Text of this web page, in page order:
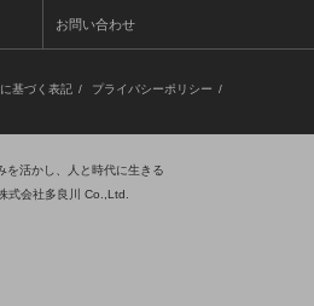
お問い合わせ
基づく表記 / プライバシーポリシー /
を活かし、人と時代に生きる
式会社多良川 Co.,Ltd.